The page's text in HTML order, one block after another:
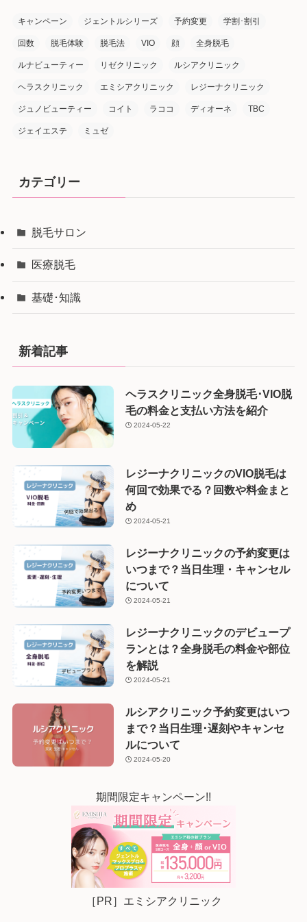
キャンペーン ジェントルシリーズ 予約変更 学割･割引
回数 脱毛体験 脱毛法 VIO 顔 全身脱毛
ルナビューティー リゼクリニック ルシアクリニック
ヘラスクリニック エミシアクリニック レジーナクリニック
ジュノビューティー コイト ラココ ディオーネ TBC
ジェイエステ ミュゼ
カテゴリー
脱毛サロン
医療脱毛
基礎･知識
新着記事
ヘラスクリニック全身脱毛･VIO脱
毛の料金と支払い方法を紹介
2024-05-22
レジーナクリニックのVIO脱毛は
何回で効果でる？回数や料金まと
め
2024-05-21
レジーナクリニックの予約変更は
いつまで？当日生理・キャンセル
について
2024-05-21
レジーナクリニックのデビュープ
ランとは？全身脱毛の料金や部位
を解説
2024-05-21
ルシアクリニック予約変更はいつ
まで？当日生理･遅刻やキャンセ
ルについて
2024-05-20
期間限定キャンペーン!!
［PR］エミシアクリニック